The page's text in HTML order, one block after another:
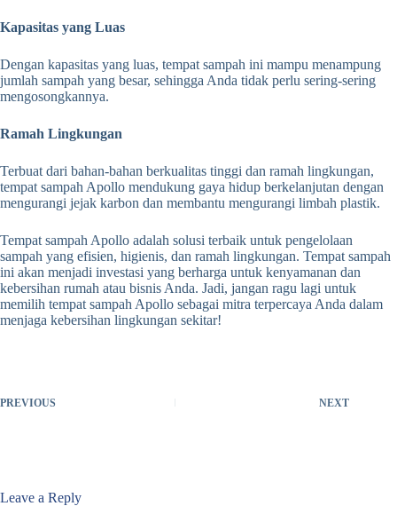
Kapasitas yang Luas
Dengan kapasitas yang luas, tempat sampah ini mampu menampung
jumlah sampah yang besar, sehingga Anda tidak perlu sering-sering
mengosongkannya.
Ramah Lingkungan
Terbuat dari bahan-bahan berkualitas tinggi dan ramah lingkungan,
tempat sampah Apollo mendukung gaya hidup berkelanjutan dengan
mengurangi jejak karbon dan membantu mengurangi limbah plastik.
Tempat sampah Apollo adalah solusi terbaik untuk pengelolaan
sampah yang efisien, higienis, dan ramah lingkungan. Tempat sampah
ini akan menjadi investasi yang berharga untuk kenyamanan dan
kebersihan rumah atau bisnis Anda. Jadi, jangan ragu lagi untuk
memilih tempat sampah Apollo sebagai mitra terpercaya Anda dalam
menjaga kebersihan lingkungan sekitar!
PREVIOUS NEXT
Leave a Reply